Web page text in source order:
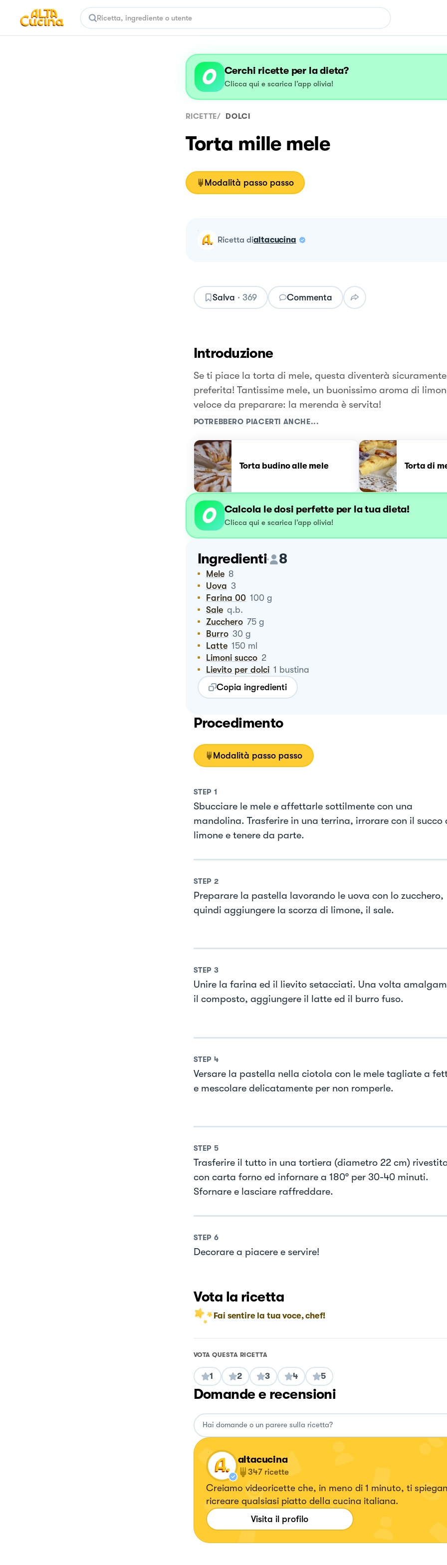
Cerchi ricette per la dieta?
Clicca qui e scarica l’app olivia!
RICETTE/ DOLCI
Torta mille mele
Modalità passo passo
ricetta dialtacucina
Salva · 369 Commenta
Introduzione
Se ti piace la torta di mele, questa diventerà
preferita! Tantissime mele, un buonissimo aroma di
veloce da preparare: la merenda è servita!
POTREBBERO PIACERTI ANCHE...
Torta budino alle mele Torta di
Calcola le dosi perfette per la tua dieta!
Clicca qui e scarica l’app olivia!
Ingredienti 8
Mele 8
Uova 3
Farina 00 100 g
Sale q.b.
Zucchero 75 g
Burro 30 g
Latte 150 ml
Limoni succo 2
Lievito per dolci 1 bustina
Copia ingredienti
Procedimento
Modalità passo passo
STEP 1
Sbucciare le mele e affettarle sottilmente con una
mandolina. Trasferire in una terrina, irrorare con il succo
limone e tenere da parte.
STEP 2
Preparare la pastella lavorando le uova con lo zucchero,
quindi aggiungere la scorza di limone, il sale.
STEP 3
Unire la farina ed il lievito setacciati. Una volta
il composto, aggiungere il latte ed il burro fuso.
STEP 4
Versare la pastella nella ciotola con le mele tagliate a
e mescolare delicatamente per non romperle.
STEP 5
Trasferire il tutto in una tortiera (diametro 22 cm)
con carta forno ed infornare a 180° per 30-40 minuti.
Sfornare e lasciare raffreddare.
STEP 6
Decorare a piacere e servire!
Vota la ricetta
Fai sentire la tua voce, chef!
VOTA QUESTA RICETTA
1 2 3 4 5
Domande e recensioni
altacucina
347 ricette
Creiamo videoricette che, in meno di 1 minuto, ti
ricreare qualsiasi piatto della cucina italiana.
Visita il profilo